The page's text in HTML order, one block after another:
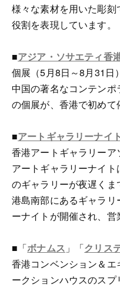
様々な素材を用いた彫
役割を表現しています。
■アジア・ソサエティ香
個展（5月8日～8月31日）
中国の著名なコンテン
の個展が、香港で初めて
■アートギャラリーナイト
香港アートギャラリー
アートギャラリーナイ
のギャラリーが夜遅く
港島南部にあるギャラリ
ーナイトが開催され、営
■「ボナムス 」「クリス
香港コンベンション＆
ークションハウスのスプ